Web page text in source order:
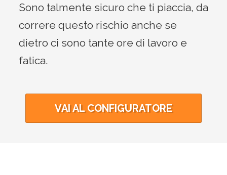
Sono talmente sicuro che ti piaccia, da
correre questo rischio anche se
dietro ci sono tante ore di lavoro e
fatica.
VAI AL CONFIGURATORE